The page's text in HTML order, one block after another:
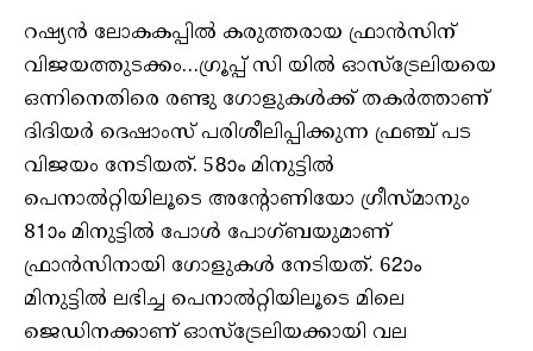
റഷ്യൻ ലോകകപ്പിൽ കരുത്തരായ ഫ്രാൻസിന്
വിജയത്തുടക്കം…ഗ്രൂപ്പ് സി യിൽ ഓസ്‌ട്രേലിയയെ
ഒന്നിനെതിരെ രണ്ടു ഗോളുകൾക്ക് തകർത്താണ്
ദിദിയർ ദെഷാംസ് പരിശീലിപ്പിക്കുന്ന ഫ്രഞ്ച് പട
വിജയം നേടിയത്. 58ാം മിനുട്ടിൽ
പെനാൽറ്റിയിലൂടെ അന്റോണിയോ ഗ്രീസ്‌മാനും
81ാം മിനുട്ടിൽ പോൾ പോഗ്ബയുമാണ്
ഫ്രാൻസിനായി ഗോളുകൾ നേടിയത്. 62ാം
മിനുട്ടിൽ ലഭിച്ച പെനാൽറ്റിയിലൂടെ മിലെ
ജെഡിനക്കാണ് ഓസ്‌ട്രേലിയക്കായി വല